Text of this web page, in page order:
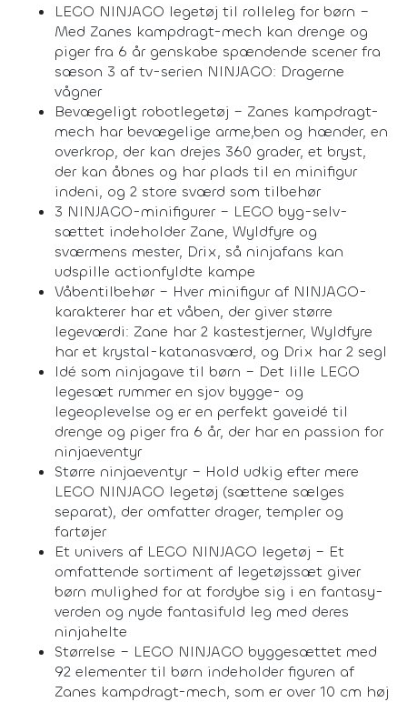
LEGO NINJAGO legetøj til rolleleg for børn –
Med Zanes kampdragt-mech kan drenge og
piger fra 6 år genskabe spændende scener fra
sæson 3 af tv-serien NINJAGO: Dragerne
vågner
Bevægeligt robotlegetøj – Zanes kampdragt-
mech har bevægelige arme,ben og hænder, en
overkrop, der kan drejes 360 grader, et bryst,
der kan åbnes og har plads til en minifigur
indeni, og 2 store sværd som tilbehør
3 NINJAGO-minifigurer – LEGO byg-selv-
sættet indeholder Zane, Wyldfyre og
sværmens mester, Drix, så ninjafans kan
udspille actionfyldte kampe
Våbentilbehør – Hver minifigur af NINJAGO-
karakterer har et våben, der giver større
legeværdi: Zane har 2 kastestjerner, Wyldfyre
har et krystal-katanasværd, og Drix har 2 segl
Idé som ninjagave til børn – Det lille LEGO
legesæt rummer en sjov bygge- og
legeoplevelse og er en perfekt gaveidé til
drenge og piger fra 6 år, der har en passion for
ninjaeventyr
Større ninjaeventyr – Hold udkig efter mere
LEGO NINJAGO legetøj (sættene sælges
separat), der omfatter drager, templer og
fartøjer
Et univers af LEGO NINJAGO legetøj – Et
omfattende sortiment af legetøjssæt giver
børn mulighed for at fordybe sig i en fantasy-
verden og nyde fantasifuld leg med deres
ninjahelte
Størrelse – LEGO NINJAGO byggesættet med
92 elementer til børn indeholder figuren af
Zanes kampdragt-mech, som er over 10 cm høj